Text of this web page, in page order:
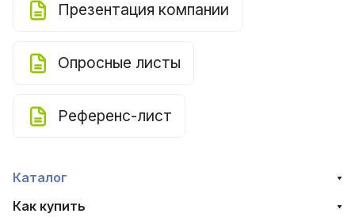
Презентация компании
Опросные листы
Референс-лист
Каталог
Как купить